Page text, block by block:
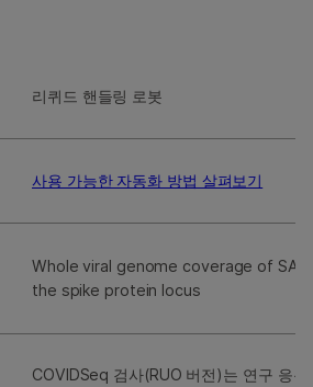
리퀴드 핸들링 로봇
사용 가능한 자동화 방법 살펴보기
Whole viral genome coverage of
the spike protein locus
COVIDSeq 검사(RUO 버전)는 연구 응